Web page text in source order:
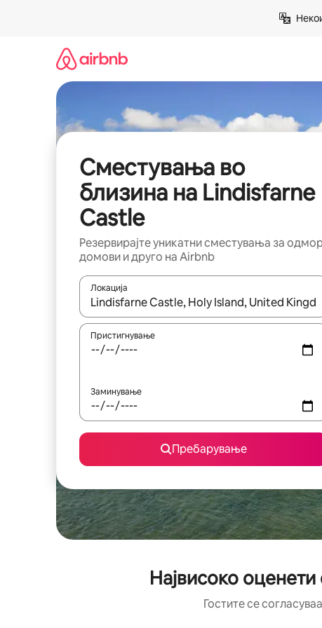
Сместувања во
близина на Lindisfarne
Castle
Резервирајте уникатни сместувања за
домови и друго на Airbnb
Локација
Кога резултатите се достапни, движете се со
Пристигнување
Заминување
Пребарување
Највисоко
Гостите се